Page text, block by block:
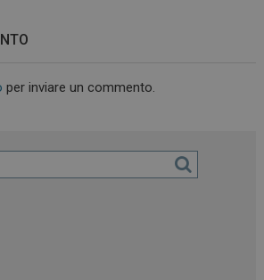
per inviare un commento.